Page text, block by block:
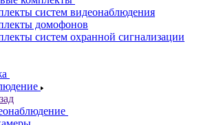
систем видеонаблюдения
домофонов
систем охранной сигнализации